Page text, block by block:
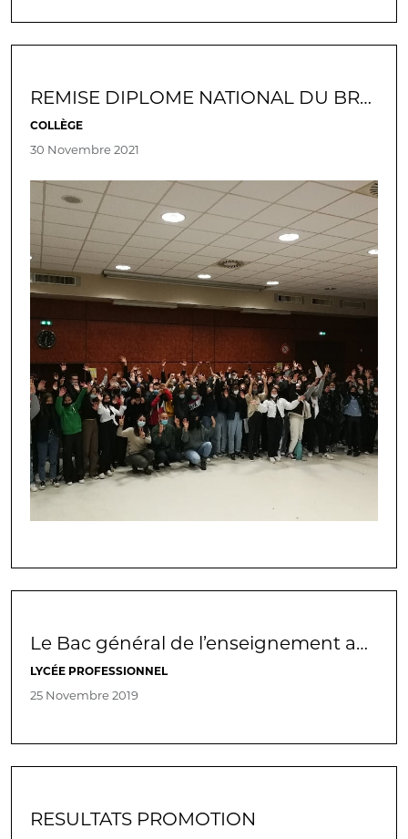
REMISE DIPLOME NATIONAL DU BREVET
COLLÈGE
30 Novembre 2021
Le Bac général de l’enseignement agricole, un atout majeur !
LYCÉE PROFESSIONNEL
25 Novembre 2019
RESULTATS PROMOTION